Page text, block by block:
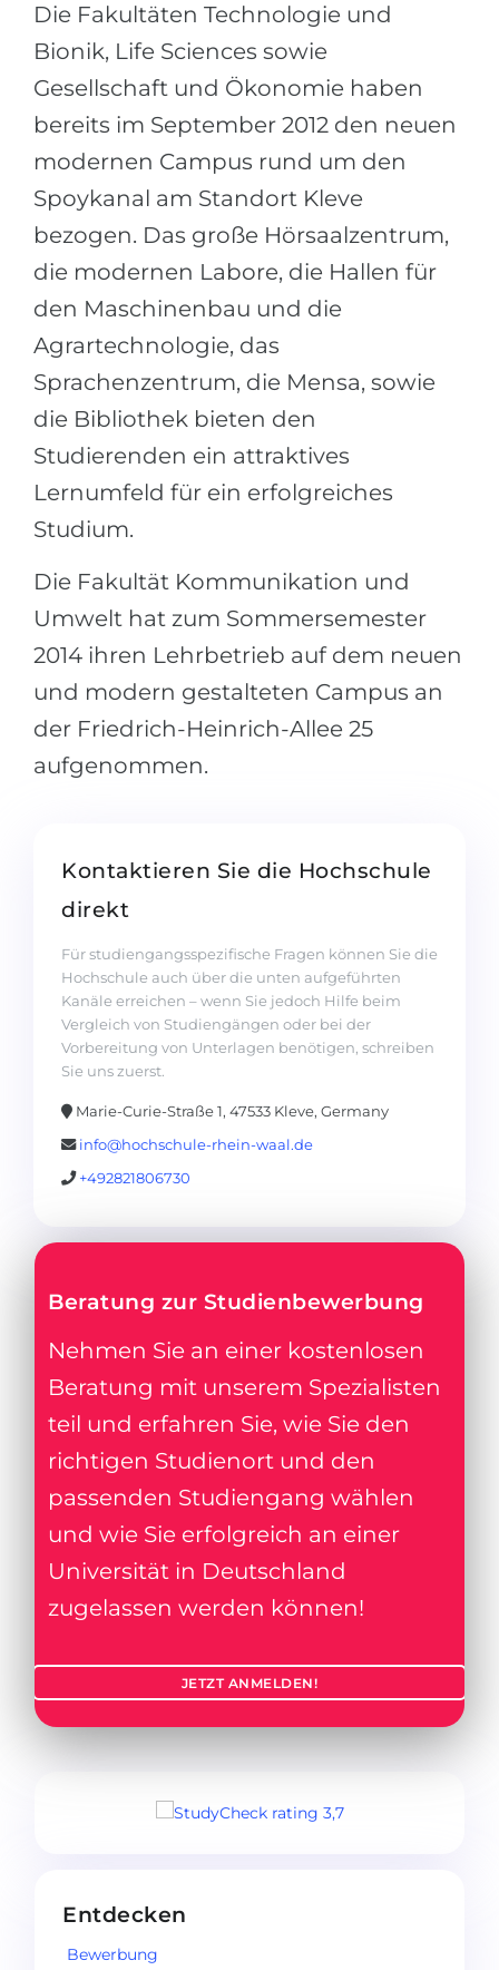
Die Fakultäten Technologie und
Bionik, Life Sciences sowie
Gesellschaft und Ökonomie haben
bereits im September 2012 den neuen
modernen Campus rund um den
Spoykanal am Standort Kleve
bezogen. Das große Hörsaalzentrum,
die modernen Labore, die Hallen für
den Maschinenbau und die
Agrartechnologie, das
Sprachenzentrum, die Mensa, sowie
die Bibliothek bieten den
Studierenden ein attraktives
Lernumfeld für ein erfolgreiches
Studium.
Die Fakultät Kommunikation und
Umwelt hat zum Sommersemester
2014 ihren Lehrbetrieb auf dem neuen
und modern gestalteten Campus an
der Friedrich-Heinrich-Allee 25
aufgenommen.
Kontaktieren Sie die Hochschule
direkt
Für studiengangsspezifische Fragen können Sie die
Hochschule auch über die unten aufgeführten
Kanäle erreichen – wenn Sie jedoch Hilfe beim
Vergleich von Studiengängen oder bei der
Vorbereitung von Unterlagen benötigen, schreiben
Sie uns zuerst.
Marie-Curie-Straße 1, 47533 Kleve, Germany
info@hochschule-rhein-waal.de
+492821806730
Beratung zur Studienbewerbung
Nehmen Sie an einer kostenlosen
Beratung mit unserem Spezialisten
teil und erfahren Sie, wie Sie den
richtigen Studienort und den
passenden Studiengang wählen
und wie Sie erfolgreich an einer
Universität in Deutschland
zugelassen werden können!
JETZT ANMELDEN!
Entdecken
Bewerbung